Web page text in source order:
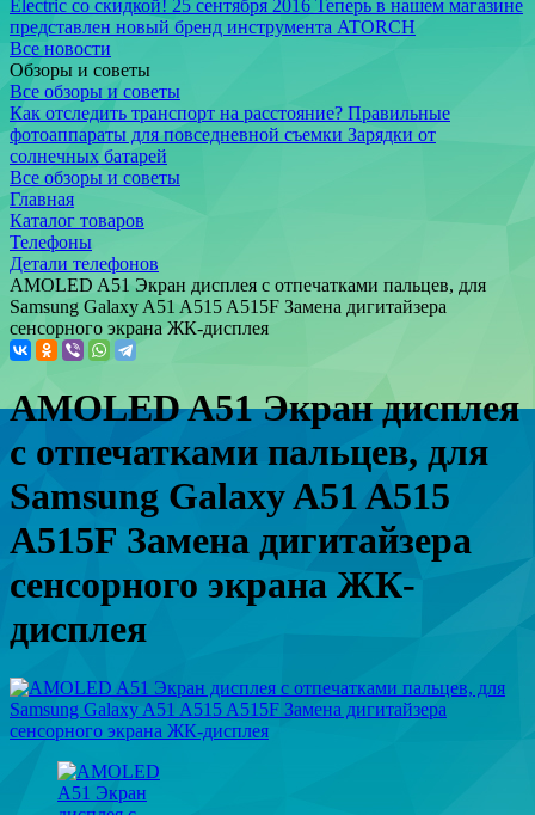
Electric со скидкой! 25 сентября 2016 Теперь в нашем магазине
представлен новый бренд инструмента ATORCH
Все новости
Обзоры и советы
Все обзоры и советы
Как отследить транспорт на расстояние? Правильные
фотоаппараты для повседневной съемки Зарядки от
солнечных батарей
Все обзоры и советы
Главная
Каталог товаров
Телефоны
Детали телефонов
AMOLED A51 Экран дисплея с отпечатками пальцев, для
Samsung Galaxy A51 A515 A515F Замена дигитайзера
сенсорного экрана ЖК-дисплея
AMOLED A51 Экран дисплея
с отпечатками пальцев, для
Samsung Galaxy A51 A515
A515F Замена дигитайзера
сенсорного экрана ЖК-
дисплея